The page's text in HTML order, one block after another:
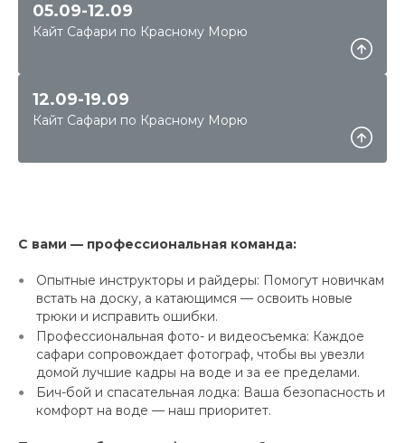
05.09-12.09
Кайт Сафари по Красному Морю
12.09-19.09
Кайт Сафари по Красному Морю
С вами — профессиональная команда:
Опытные инструкторы и райдеры: Помогут новичкам
встать на доску, а катающимся — освоить новые
трюки и исправить ошибки.
Профессиональная фото- и видеосъемка: Каждое
сафари сопровождает фотограф, чтобы вы увезли
домой лучшие кадры на воде и за ее пределами.
Бич-бой и спасательная лодка: Ваша безопасность и
комфорт на воде — наш приоритет.